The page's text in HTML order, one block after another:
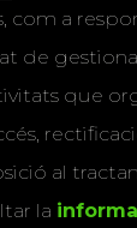
com a
de
que
al
la